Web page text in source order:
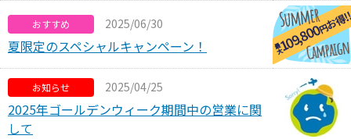
おすすめ 2025/06/30
夏限定のスペシャルキャンペーン！
お知らせ 2025/04/25
2025年ゴールデンウィーク期間中の営業に関
して